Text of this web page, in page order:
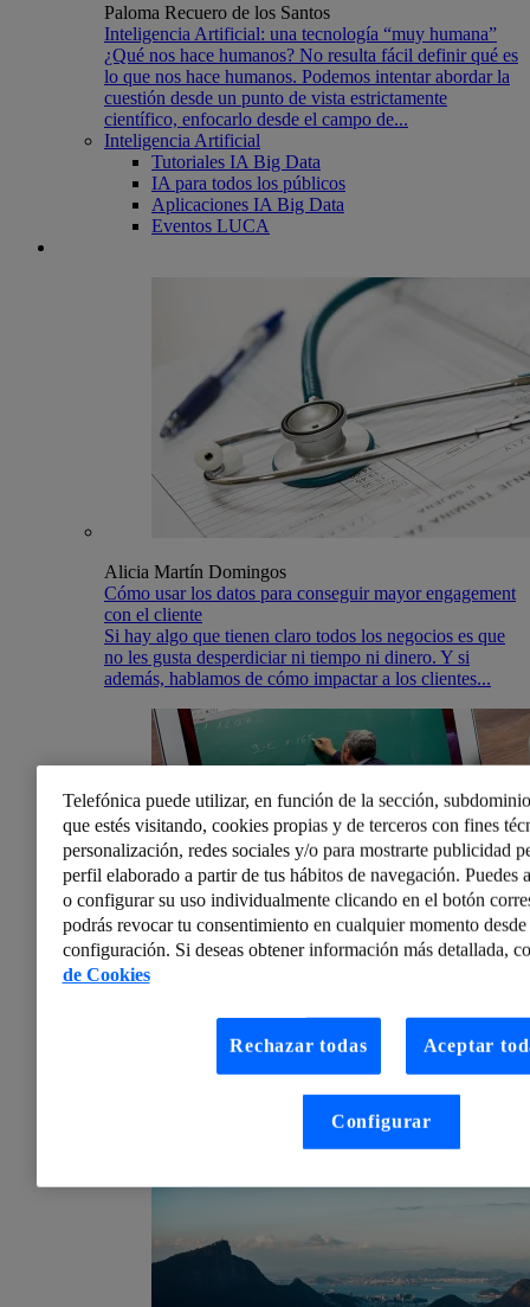
Paloma Recuero de los Santos
Inteligencia Artificial: una tecnología “muy humana”
¿Qué nos hace humanos? No resulta fácil definir qué es
lo que nos hace humanos. Podemos intentar abordar la
cuestión desde un punto de vista estrictamente
científico, enfocarlo desde el campo de...
Inteligencia Artificial
Tutoriales IA Big Data
IA para todos los públicos
Aplicaciones IA Big Data
Eventos LUCA
Alicia Martín Domingos
Cómo usar los datos para conseguir mayor engagement
con el cliente
Si hay algo que tienen claro todos los negocios es que
no les gusta desperdiciar ni tiempo ni dinero. Y si
además, hablamos de cómo impactar a los clientes...
Las aulas digitalizadas o aulas híbridas, un año después
Las universidades y otros centros docentes
presencialidad total hasta las clases en remoto,...
Telefónica puede utilizar, en función de la sección,
que estés visitando, cookies propias y de terceros con fines
personalización, redes sociales y/o para mostrarte publicidad
perfil elaborado a partir de tus hábitos de navegación. Puedes
o configurar su uso individualmente clicando en el botón
podrás revocar tu consentimiento en cualquier momento
configuración. Si deseas obtener información más detallada,
de Cookies
Rechazar todas Aceptar
Configurar